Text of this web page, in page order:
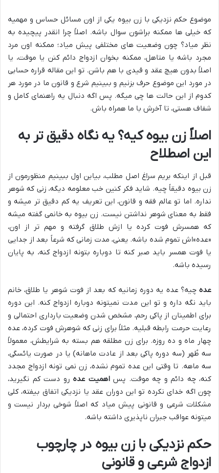
موضوع حکم نزدیکی با زن بیوه یکی از اون مسائل حساس و مهمیه
که خیلی ها ممکنه براشون سوال باشه. اصلاً چرا انقدر پیچیده به
نظر میاد؟ چون وضعیت های مختلفی پیش میاد؛ ممکنه اون مرد
مجرد باشه یا متاهل، ممکنه بخوان ازدواج دائم کنن یا موقت، یا
اصلاً بدون هیچ عقد و قیدی با هم باشن. تو این مقاله قراره حسابی
در مورد این موضوع حرف بزنیم و ببینیم شرع و قانون ما در مورد هر
کدوم از این حالت ها چی میگه. پس اگه دنبال یه راهنمای کامل و
شفاف هستی، تا آخرش با ما همراه باش.
اصلاً زن بیوه کیه؟ یه نگاه دقیق تر به
این اصطلاح
قبل از اینکه بریم سراغ اصل مطلب، بیاین اول ببینیم منظورمون از
زن بیوه دقیقاً چیه. شاید فکر کنین خب معلومه دیگه، زنی که شوهر
نداره. اما تو عالم فقه و قانون، این تعریف یه کم دقیق تر میشه و
فقط به معنای شوهر نداشتن نیست. زن بیوه به خانمی گفته میشه
که همسرش فوت کرده یا ازش طلاق گرفته و مهم تر از اون،
«عده»اش تموم شده باشه. یعنی، مدت زمانی که شرعاً بعد از جدایی
یا فوت همسر باید صبر کنه تا دوباره بتونه ازدواج کنه، به پایان
رسیده باشه.
عده چیه؟ عده یه دوره زمانیه که بعد از فوت شوهر یا طلاق، خانم
باید نگه داره و تو این مدت نمیتونه دوباره ازدواج کنه. این دوره
برای اطمینان از پاکی رحم، مشخص شدن وضعیت بارداری احتمالی و
رعایت حرمت رابطه قبلیه. مثلاً برای زنی که شوهرش فوت کرده، عده
چهار ماه و ده روزه. برای زن مطلقه هم بسته به شرایطش، معمولاً
سه طُهر (سه دوره پاکی بعد از عادت ماهانه) یا در صورت یائسگی،
سه ماهه. تا وقتی این عده تموم نشده، زن نمی تونه ازدواج مجدد
کنه، چه دائم و چه موقت. پساهمیت عده رو دست کم نگیرید،
چون اگه خدای نکرده تو این دوران عقد یا نزدیکی اتفاق بیفته، کلی
مشکلات شرعی و قانونی پیش میاد که اصلاً شوخی بردار نیست و
میتونه عواقب جبران ناپذیری داشته باشه.
حکم نزدیکی با زن بیوه در چارچوب
ازدواج شرعی و قانونی